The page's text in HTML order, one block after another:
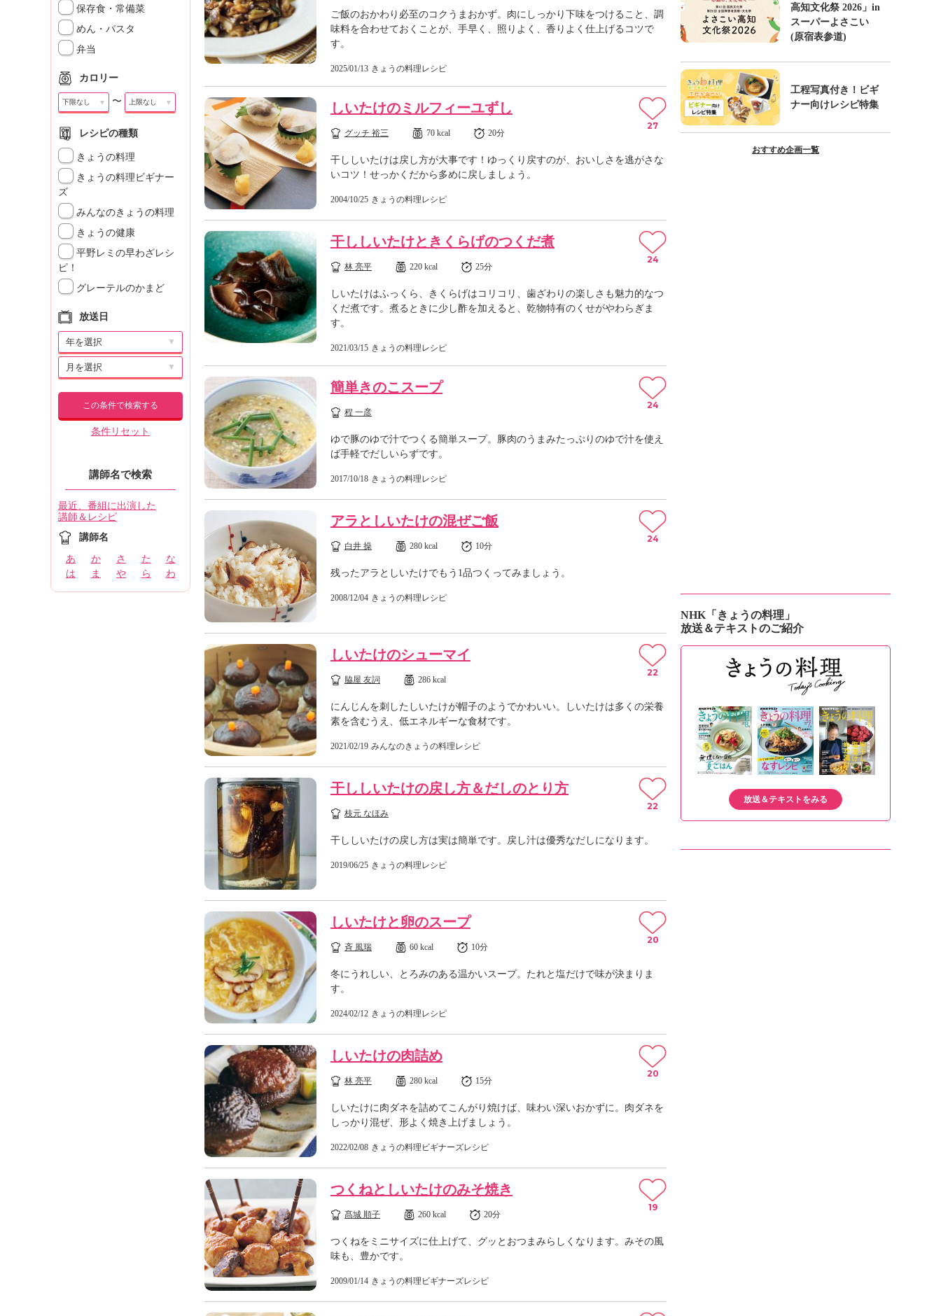
保存食・常備菜
めん・パスタ
弁当
カロリー
▼ 〜 ▼
レシピの種類
きょうの料理
きょうの料理ビギナー
ズ
みんなのきょうの料理
きょうの健康
平野レミの早わざレシ
ピ！
グレーテルのかまど
放送日
▼
▼
この条件で検索する
条件リセット
講師名で検索
最近、番組に出演した
講師＆レシピ
講師名
あ か さ た
な
は
ま や ら わ
ご飯のおかわり必至のコクうまおかず。肉にしっかり下味をつけること、調
味料を合わせておくことが、手早く、照りよく、香りよく仕上げるコツで
す。
2025/01/13 きょうの料理レシピ
しいたけのミルフィーユずし
グッチ 裕三 70 kcal 20分
干ししいたけは戻し方が大事です！ゆっくり戻すのが、おいしさを逃がさな
いコツ！せっかくだから多めに戻しましょう。
2004/10/25 きょうの料理レシピ
27
干ししいたけときくらげのつくだ煮
林 亮平 220 kcal 25分
しいたけはふっくら、きくらげはコリコリ、歯ざわりの楽しさも魅力的なつ
くだ煮です。煮るときに少し酢を加えると、乾物特有のくせがやわらぎま
す。
2021/03/15 きょうの料理レシピ
24
簡単きのこスープ
程 一彦
ゆで豚のゆで汁でつくる簡単スープ。豚肉のうまみたっぷりのゆで汁を使え
ば手軽でだしいらずです。
2017/10/18 きょうの料理レシピ
24
アラとしいたけの混ぜご飯
白井 操 280 kcal 10分
残ったアラとしいたけでもう1品つくってみましょう。
2008/12/04 きょうの料理レシピ
24
しいたけのシューマイ
脇屋 友詞 286 kcal
にんじんを刺したしいたけが帽子のようでかわいい。しいたけは多くの栄養
素を含むうえ、低エネルギーな食材です。
2021/02/19 みんなのきょうの料理レシピ
22
干ししいたけの戻し方＆だしのとり方
枝元 なほみ
干ししいたけの戻し方は実は簡単です。戻し汁は優秀なだしになります。
2019/06/25 きょうの料理レシピ
22
しいたけと卵のスープ
斉 風瑞 60 kcal 10分
冬にうれしい、とろみのある温かいスープ。たれと塩だけで味が決まりま
す。
2024/02/12 きょうの料理レシピ
20
しいたけの肉詰め
林 亮平 280 kcal 15分
しいたけに肉ダネを詰めてこんがり焼けば、味わい深いおかずに。肉ダネを
しっかり混ぜ、形よく焼き上げましょう。
2022/02/08 きょうの料理ビギナーズレシピ
20
つくねとしいたけのみそ焼き
髙城 順子 260 kcal 20分
つくねをミニサイズに仕上げて、グッとおつまみらしくなります。みその風
味も、豊かです。
2009/01/14 きょうの料理ビギナーズレシピ
19
高知文化祭 2026」in
スーパーよさこい
(原宿表参道)
工程写真付き！ビギ
ナー向けレシピ特集
おすすめ企画一覧
NHK「きょうの料理」
放送＆テキストのご紹介
放送＆テキストをみる